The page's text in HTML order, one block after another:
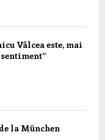
Vâlcea este, mai
la München